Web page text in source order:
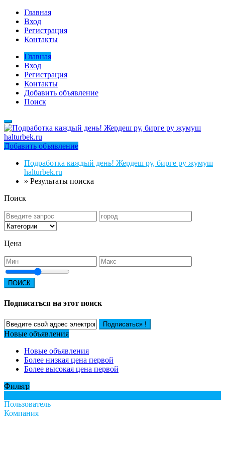
Главная
Вход
Регистрация
Контакты
Главная
Вход
Регистрация
Контакты
Добавить объявление
Поиск
Добавить объявление
Подработка каждый день! Жердеш ру, бирге ру жумуш
halturbek.ru
» Результаты поиска
Поиск
Цена
ПОИСК
Подписаться на этот поиск
Подписаться !
Новые объявления
Новые объявления
Более низкая цена первой
Более высокая цена первой
Фильтр
Пользователь
Компания